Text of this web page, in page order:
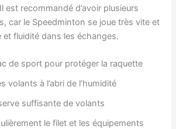
est recommandé d’avoir plusieurs
car le Speedminton se joue très vite et
fluidité dans les échanges.
de sport pour protéger la raquette
volants à l’abri de l’humidité
suffisante de volants
le filet et les équipements